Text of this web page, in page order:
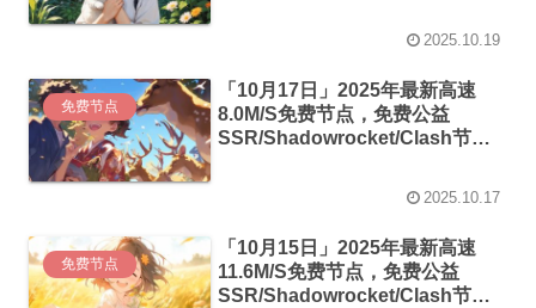
2025.10.19
免费节点
「10月17日」2025年最新高速
8.0M/S免费节点，免费公益
SSR/Shadowrocket/Clash节
2025.10.17
免费节点
「10月15日」2025年最新高速
11.6M/S免费节点，免费公益
SSR/Shadowrocket/Clash节